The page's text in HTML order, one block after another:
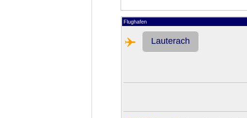
Flughafen
Lauterach